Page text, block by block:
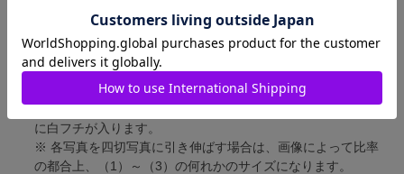
短辺 305mm × 長辺 432mm
全紙写真
短辺 402mm × 長辺 559mm
写真のサイズにつきまして、下記の件も併せてご了承ください。
※ 宝塚大劇場および新人公演の舞台写真につきましては、4辺
に白フチが入ります。
※ 各写真を四切写真に引き伸ばす場合は、画像によって比率
の都合上、（1）～（3）の何れかのサイズになります。